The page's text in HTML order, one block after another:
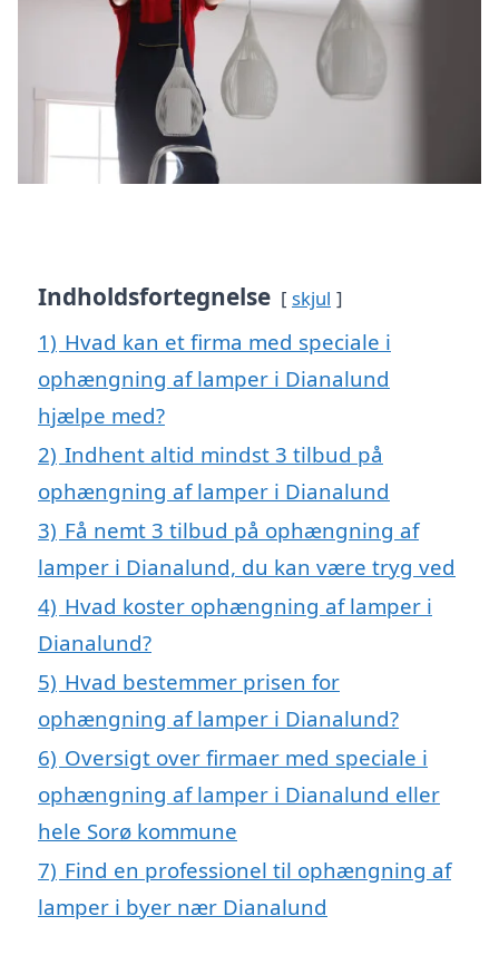
Indholdsfortegnelse skjul
1) Hvad kan et firma med speciale i
ophængning af lamper i Dianalund
hjælpe med?
2) Indhent altid mindst 3 tilbud på
ophængning af lamper i Dianalund
3) Få nemt 3 tilbud på ophængning af
lamper i Dianalund, du kan være tryg ved
4) Hvad koster ophængning af lamper i
Dianalund?
5) Hvad bestemmer prisen for
ophængning af lamper i Dianalund?
6) Oversigt over firmaer med speciale i
ophængning af lamper i Dianalund eller
hele Sorø kommune
7) Find en professionel til ophængning af
lamper i byer nær Dianalund